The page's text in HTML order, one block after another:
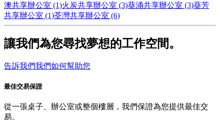
澳共享辦公室 (1)火炭共享辦公室 (3)葵涌共享辦公室 (3)葵芳
共享辦公室 (1)荃灣共享辦公室 (6)
讓我們為您尋找夢想的工作空間。
告訴我們我們如何幫助您
最佳交易保證
從一張桌子、辦公室或整個樓層，我們保證為您提供最佳交
易。